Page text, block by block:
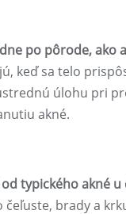
po pôrode, ako
keď sa telo
úlohu pri
akné.
typického akné
brady a